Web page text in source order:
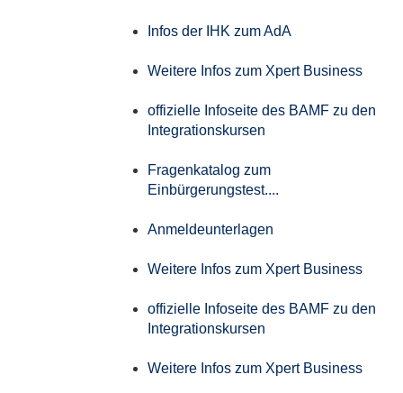
Infos der IHK zum AdA
Weitere Infos zum Xpert Business
offizielle Infoseite des BAMF zu den
Integrationskursen
Fragenkatalog zum
Einbürgerungstest....
Anmeldeunterlagen
Weitere Infos zum Xpert Business
offizielle Infoseite des BAMF zu den
Integrationskursen
Weitere Infos zum Xpert Business